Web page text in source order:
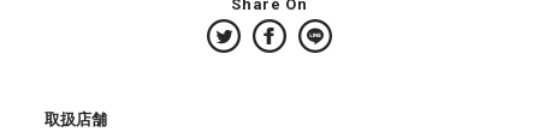
Share On
取扱店舗